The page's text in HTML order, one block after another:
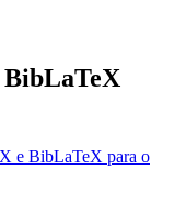
e BibLaTeX para o